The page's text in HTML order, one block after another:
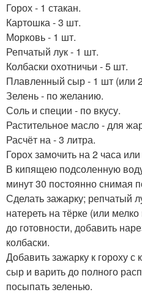
Горох - 1 стакан.
Картошка - 3 шт.
Морковь - 1 шт.
Репчатый лук - 1 шт.
Колбаски охотничьи - 5 шт.
Плавленный сыр - 1 шт (или
Зелень - по желанию.
Соль и специи - по вкусу.
Растительное масло - для
Расчёт на - 3 литра.
Горох замочить на 2 часа
В кипящею подсоленную
минут 30 постоянно снимая
Сделать зажарку; репчатый
натереть на тёрке (или
до готовности, добавить
колбаски.
Добавить зажарку к гороху
сыр и варить до полного
посыпать зеленью.